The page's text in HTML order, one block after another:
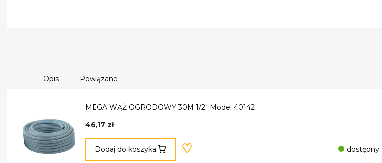
Opis Powiązane
MEGA WĄŻ OGRODOWY 30M 1/2" Model 40142
46,17 zł
Dodaj do koszyka dostępny